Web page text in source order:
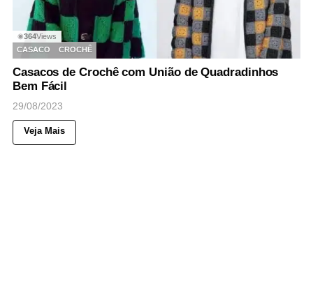
◉364Views
CASACO
CROCHÊ
Casacos de Crochê com União de Quadradinhos
Bem Fácil
29/08/2023
Veja Mais